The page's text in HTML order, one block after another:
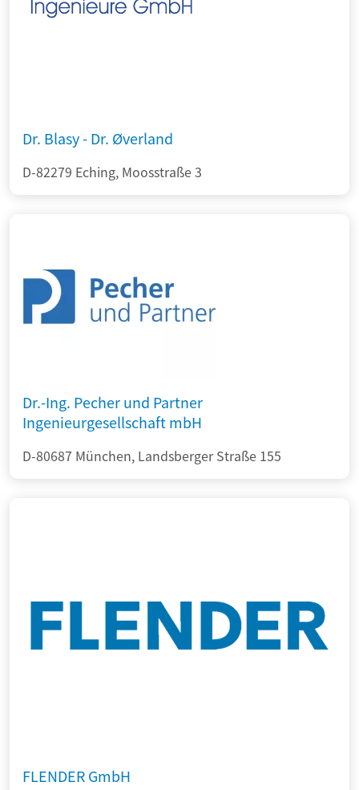
Dr. Blasy - Dr. Øverland
D-82279 Eching, Moosstraße 3
Dr.-Ing. Pecher und Partner
Ingenieurgesellschaft mbH
D-80687 München, Landsberger Straße 155
FLENDER GmbH